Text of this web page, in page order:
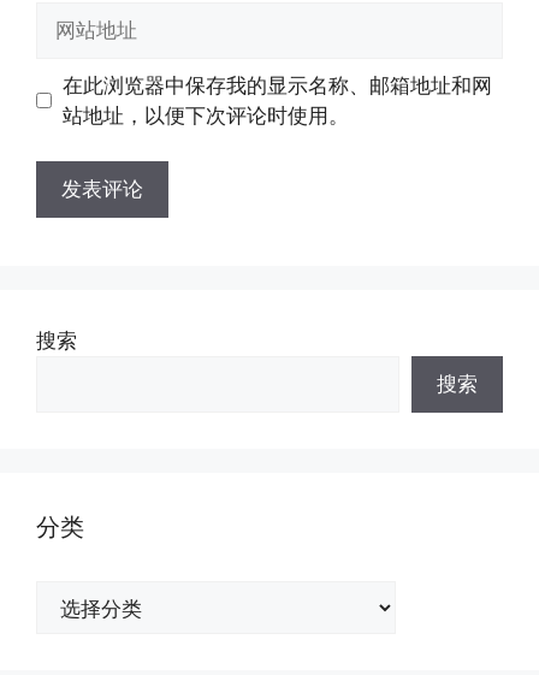
址
址
在此浏览器中保存我的显示名称、邮箱地址和网
站地址，以便下次评论时使用。
搜索
搜索
分类